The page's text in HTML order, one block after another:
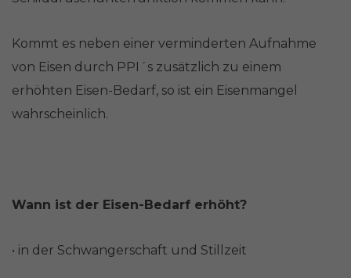
Kommt es neben einer verminderten Aufnahme
von Eisen durch PPI´s zusätzlich zu einem
erhöhten Eisen-Bedarf, so ist ein Eisenmangel
wahrscheinlich.
Wann ist der Eisen-Bedarf erhöht?
• in der Schwangerschaft und Stillzeit